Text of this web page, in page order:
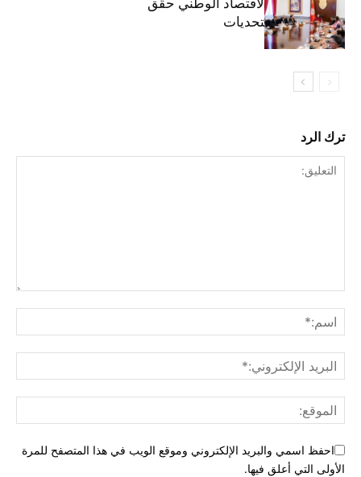
مكاسب رغم التحديات
ترك الرد
احفظ اسمي والبريد الإلكتروني وموقع الويب في هذا المتصفح للمرة
الأولى التي أعلق فيها.